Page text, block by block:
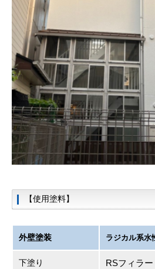
【使用塗料】
外壁塗装 ラジカル系水
下塗り RSフィラー